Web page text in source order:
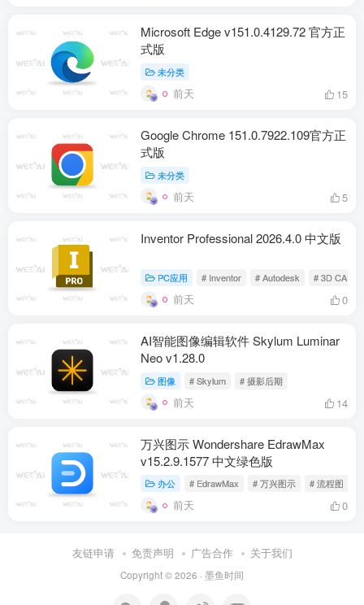
Microsoft Edge v151.0.4129.72 官方正
式版
未分类
前天 15
Google Chrome 151.0.7922.109官方正
式版
未分类
前天 5
Inventor Professional 2026.4.0 中文版
PC应用 # Inventor # Autodesk # 3D CAD
前天 0
AI智能图像编辑软件 Skylum Luminar
Neo v1.28.0
图像 # Skylum # 摄影后期
前天 14
万兴图示 Wondershare EdrawMax
v15.2.9.1577 中文绿色版
办公 # EdrawMax # 万兴图示 # 流程图
前天 0
友链申请 免责声明 广告合作 关于我们
Copyright © 2026 · 墨鱼时间